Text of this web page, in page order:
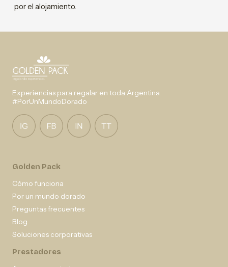
por el alojamiento.
Experiencias para regalar en toda Argentina.
#PorUnMundoDorado
Golden Pack
Cómo funciona
Por un mundo dorado
Preguntas frecuentes
Blog
Soluciones corporativas
Prestadores